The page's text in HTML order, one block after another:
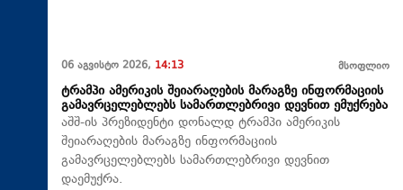
06 აგვისტო 2026, 14:13 მსოფლიო
ტრამპი ამერიკის შეიარაღების მარაგზე ინფორმაციის
გამავრცელებლებს სამართლებრივი დევნით ემუქრება
აშშ-ის პრეზიდენტი დონალდ ტრამპი ამერიკის
შეიარაღების მარაგზე ინფორმაციის
გამავრცელებლებს სამართლებრივი დევნით
დაემუქრა.